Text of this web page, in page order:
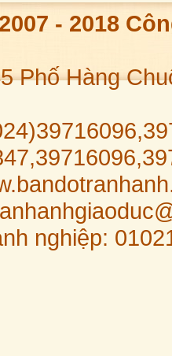
- 2018
Phố Hàng
nghiệp: